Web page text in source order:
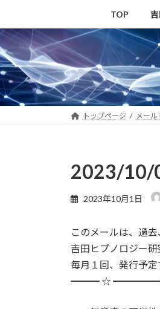
テ
ン
ツ
へ
ス
キ
ゲ
ー
シ
ョ
ン
に
TOP
トップページ メール
2023/10/
2023年10月1日
このメールは、過
吉田ヒプノロジー研
毎月１回、発行予定
━━━ ☆